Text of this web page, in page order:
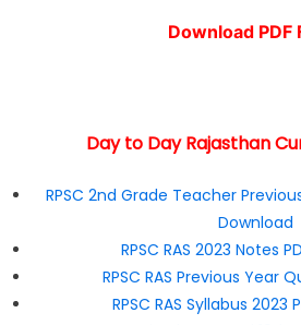
Download PDF
Day to Day Rajasthan
RPSC 2nd Grade Teacher
Download
RPSC RAS 2023 Notes
RPSC RAS Previous Year
RPSC RAS Syllabus 2023